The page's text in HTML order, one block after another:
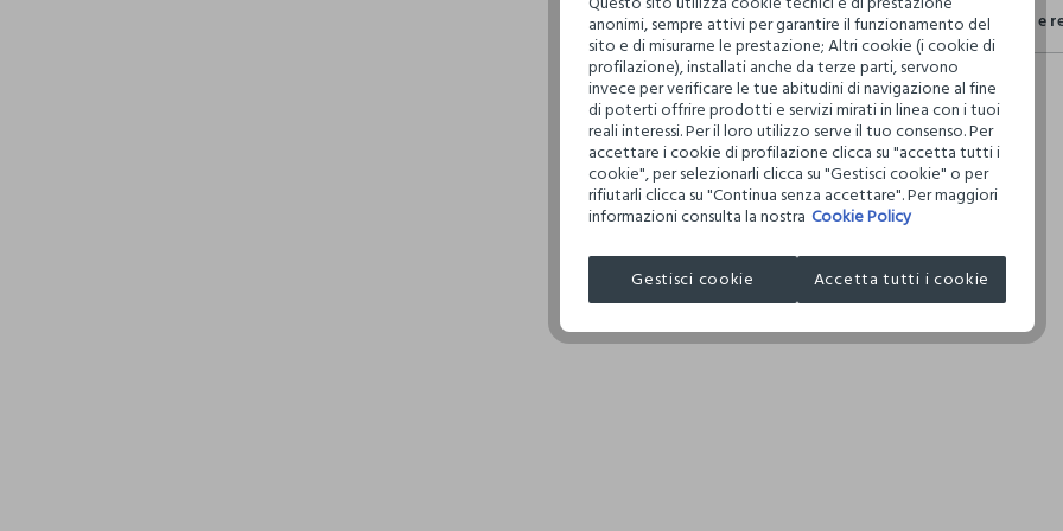
DANNI
0.00
Il 100% dei
fisici, per
restrittivi
Clicca qui
I nostri
MADE IN
Spedizione e
per
anonimi, sempre attivi per garantire il funzionamento del
sito e di misurarne le prestazione; Altri cookie (i cookie di
profilazione), installati anche da terze parti, servono
invece per verificare le tue abitudini di navigazione al fine
di poterti offrire prodotti e servizi mirati in linea con i tuoi
reali interessi. Per il loro utilizzo serve il tuo consenso. Per
accettare i cookie di profilazione clicca su "accetta tutti i
cookie", per selezionarli clicca su "Gestisci cookie" o per
rifiutarli clicca su "Continua senza accettare". Per maggiori
informazioni consulta la nostra Cookie Policy
Gestisci cookie Accetta tutti i cookie